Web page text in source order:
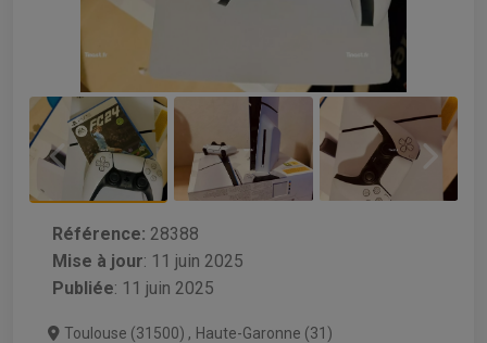
Référence: 28388
Mise à jour: 11 juin 2025
Publiée: 11 juin 2025
Toulouse (31500) , Haute-Garonne (31)